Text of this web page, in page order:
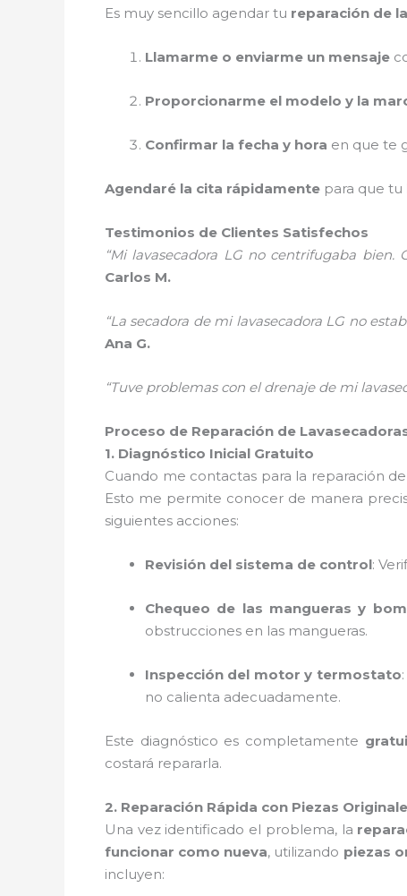
Es muy sencillo agendar tu reparación de
Llamarme o enviarme un mensaje
Proporcionarme el modelo y la
Confirmar la fecha y hora en que te
Agendaré la cita rápidamente para que tu
Testimonios de Clientes Satisfechos
“Mi lavasecadora LG no centrifugaba bien.
Carlos M.
“La secadora de mi lavasecadora LG no
Ana G.
“Tuve problemas con el drenaje de mi
Proceso de Reparación de
1. Diagnóstico Inicial Gratuito
Cuando me contactas para la reparación
Esto me permite conocer de manera
siguientes acciones:
Revisión del sistema de control:
Chequeo de las mangueras y
obstrucciones en las mangueras.
Inspección del motor y termostato
no calienta adecuadamente.
Este diagnóstico es completamente
costará repararla.
2. Reparación Rápida con Piezas
Una vez identificado el problema, la
funcionar como nueva, utilizando piezas
incluyen: